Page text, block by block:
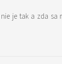
je tak a zda sa